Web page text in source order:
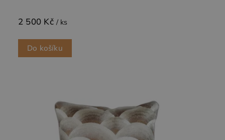
2 500 Kč / ks
Do košíku